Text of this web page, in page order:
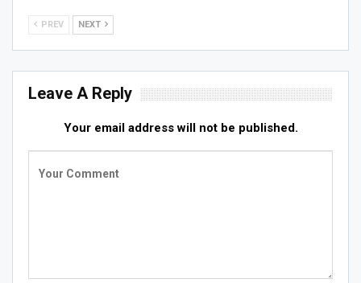
PREV NEXT
Leave A Reply
Your email address will not be published.